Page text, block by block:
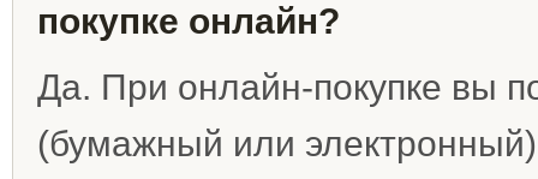
покупке онлайн?
Да. При онлайн-покупке вы
(бумажный или